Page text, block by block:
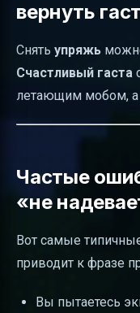
вернуть
Снять упряжь
Счастливый гаста
летающим мобом, а
Частые
«не
Вот самые
приводит к фразе
Вы пытаетесь